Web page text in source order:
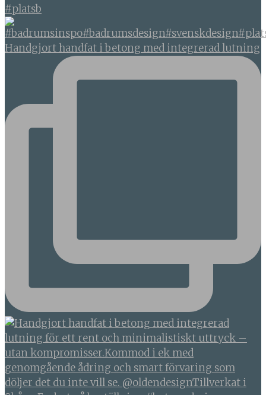
#platsb
Handgjort handfat i betong med integrerad lutning